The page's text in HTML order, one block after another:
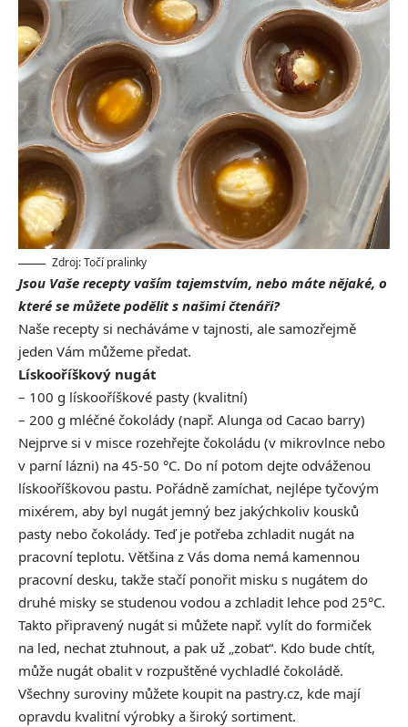
Zdroj: Točí pralinky
Jsou Vaše recepty vaším tajemstvím, nebo máte nějaké, o
které se můžete podělit s našimi čtenáři?
Naše recepty si necháváme v tajnosti, ale samozřejmě
jeden Vám můžeme předat.
Lískooříškový nugát
– 100 g lískooříškové pasty (kvalitní)
– 200 g mléčné čokolády (např. Alunga od Cacao barry)
Nejprve si v misce rozehřejte čokoládu (v mikrovlnce nebo
v parní lázni) na 45-50 °C. Do ní potom dejte odváženou
lískooříškovou pastu. Pořádně zamíchat, nejlépe tyčovým
mixérem, aby byl nugát jemný bez jakýchkoliv kousků
pasty nebo čokolády. Teď je potřeba zchladit nugát na
pracovní teplotu. Většina z Vás doma nemá kamennou
pracovní desku, takže stačí ponořit misku s nugátem do
druhé misky se studenou vodou a zchladit lehce pod 25°C.
Takto připravený nugát si můžete např. vylít do formiček
na led, nechat ztuhnout, a pak už „zobat“. Kdo bude chtít,
může nugát obalit v rozpuštěné vychladlé čokoládě.
Všechny suroviny můžete koupit na pastry.cz, kde mají
opravdu kvalitní výrobky a široký sortiment.